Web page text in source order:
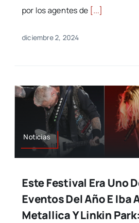
por los agentes de [...]
diciembre 2, 2024
Noticias
Este Festival Era Uno
Eventos Del Año E Iba
Metallica Y Linkin